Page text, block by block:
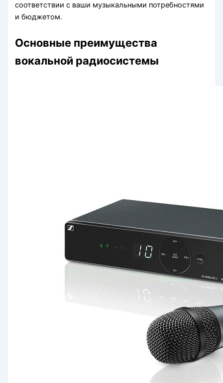
соответствии с ваши музыкальными потребностями
и бюджетом.
Основные преимущества
вокальной радиосистемы